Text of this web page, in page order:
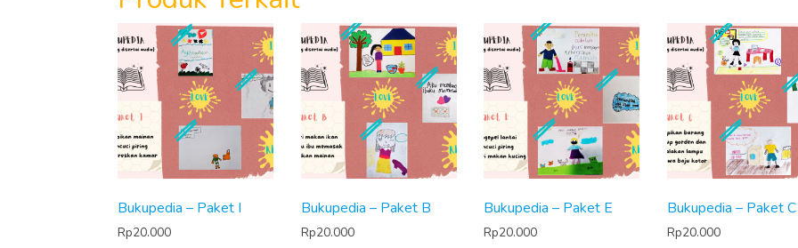
Bukupedia – Paket I
Rp20.000
Bukupedia – Paket B
Rp20.000
Bukupedia – Paket E
Rp20.000
Bukupedia – Paket C
Rp20.000